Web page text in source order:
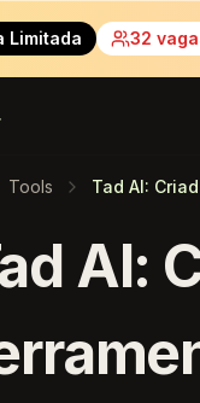
Limitada 32
Tools Tad AI:
AI: